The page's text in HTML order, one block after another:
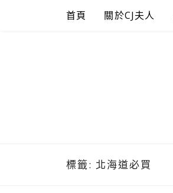
首頁 關於CJ夫人
標籤: 北海道必買